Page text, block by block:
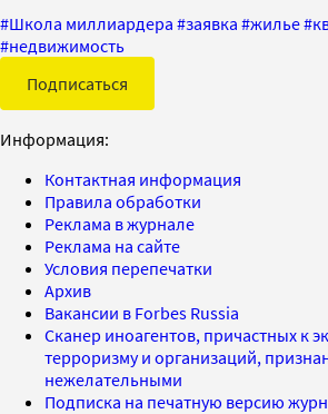
#Школа миллиардера #заявка #жилье#
#недвижимость
Подписаться
Информация:
Контактная информация
Правила обработки
Реклама в журнале
Реклама на сайте
Условия перепечатки
Архив
Вакансии в Forbes Russia
Сканер иноагентов, причастных к
терроризму и организаций,
нежелательными
Подписка на печатную версию